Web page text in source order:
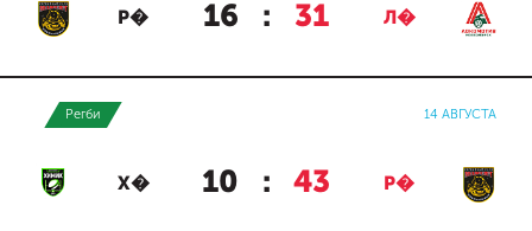
Р� 16 : 31 Л�
Регби 14 АВГУСТА
Х� 10 : 43 Р�